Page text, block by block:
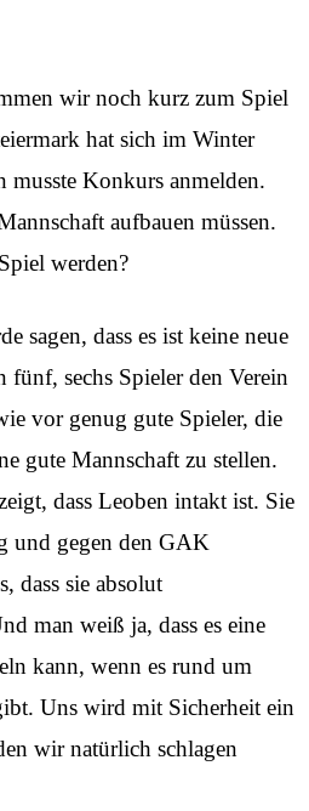
wir noch kurz zum Spiel
hat sich im Winter
musste Konkurs anmelden.
aufbauen müssen.
werden?
sagen, dass es ist keine neue
fünf, sechs Spieler den Verein
vor genug gute Spieler, die
gute Mannschaft zu stellen.
dass Leoben intakt ist. Sie
und gegen den GAK
dass sie absolut
man weiß ja, dass es eine
kann, wenn es rund um
Uns wird mit Sicherheit ein
wir natürlich schlagen